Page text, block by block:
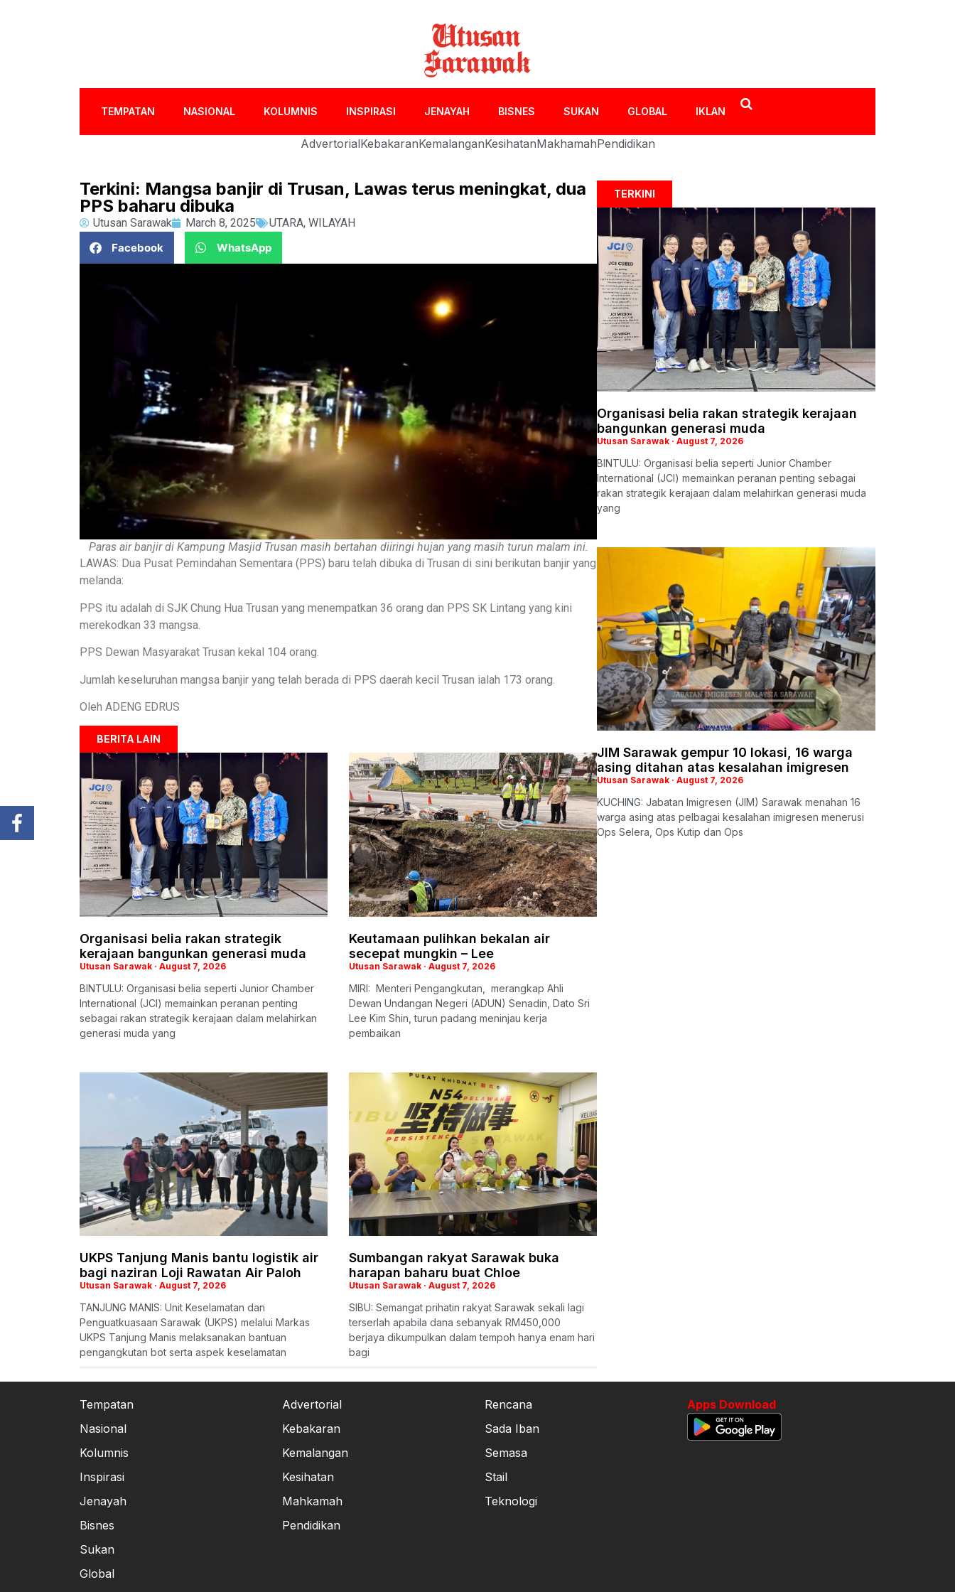
TEMPATAN NASIONAL KOLUMNIS INSPIRASI JENAYAH BISNES SUKAN GLOBAL IKLAN
AdvertorialKebakaranKemalanganKesihatanMakhamahPendidikan
Terkini: Mangsa banjir di Trusan, Lawas terus meningkat, dua
PPS baharu dibuka
Utusan Sarawak March 8, 2025 UTARA, WILAYAH
Facebook
WhatsApp
Paras air banjir di Kampung Masjid Trusan masih bertahan diiringi hujan yang masih turun malam ini.
LAWAS: Dua Pusat Pemindahan Sementara (PPS) baru telah dibuka di Trusan di sini berikutan banjir yang
melanda:
PPS itu adalah di SJK Chung Hua Trusan yang menempatkan 36 orang dan PPS SK Lintang yang kini
merekodkan 33 mangsa.
PPS Dewan Masyarakat Trusan kekal 104 orang.
Jumlah keseluruhan mangsa banjir yang telah berada di PPS daerah kecil Trusan ialah 173 orang.
Oleh ADENG EDRUS
BERITA LAIN
Organisasi belia rakan strategik
kerajaan bangunkan generasi muda
Utusan Sarawak August 7, 2026
BINTULU: Organisasi belia seperti Junior Chamber
International (JCI) memainkan peranan penting
sebagai rakan strategik kerajaan dalam melahirkan
generasi muda yang
Keutamaan pulihkan bekalan air
secepat mungkin – Lee
Utusan Sarawak August 7, 2026
MIRI: Menteri Pengangkutan, merangkap Ahli
Dewan Undangan Negeri (ADUN) Senadin, Dato Sri
Lee Kim Shin, turun padang meninjau kerja
pembaikan
UKPS Tanjung Manis bantu logistik air
bagi naziran Loji Rawatan Air Paloh
Utusan Sarawak August 7, 2026
TANJUNG MANIS: Unit Keselamatan dan
Penguatkuasaan Sarawak (UKPS) melalui Markas
UKPS Tanjung Manis melaksanakan bantuan
pengangkutan bot serta aspek keselamatan
Sumbangan rakyat Sarawak buka
harapan baharu buat Chloe
Utusan Sarawak August 7, 2026
SIBU: Semangat prihatin rakyat Sarawak sekali lagi
terserlah apabila dana sebanyak RM450,000
berjaya dikumpulkan dalam tempoh hanya enam hari
bagi
TERKINI
Organisasi belia rakan strategik kerajaan
bangunkan generasi muda
Utusan Sarawak August 7, 2026
BINTULU: Organisasi belia seperti Junior Chamber
International (JCI) memainkan peranan penting sebagai
rakan strategik kerajaan dalam melahirkan generasi muda
yang
JIM Sarawak gempur 10 lokasi, 16 warga
asing ditahan atas kesalahan imigresen
Utusan Sarawak August 7, 2026
KUCHING: Jabatan Imigresen (JIM) Sarawak menahan 16
warga asing atas pelbagai kesalahan imigresen menerusi
Ops Selera, Ops Kutip dan Ops
Tempatan
Nasional
Kolumnis
Inspirasi
Jenayah
Bisnes
Sukan
Global
Advertorial
Kebakaran
Kemalangan
Kesihatan
Mahkamah
Pendidikan
Rencana
Sada Iban
Semasa
Stail
Teknologi
Apps Download